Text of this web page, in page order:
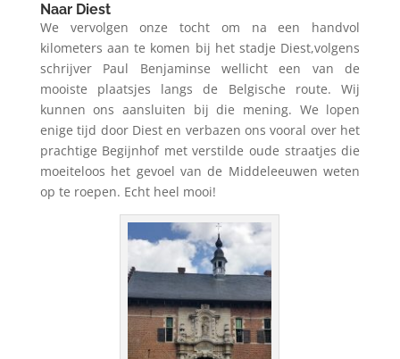
Naar Diest
We vervolgen onze tocht om na een handvol
kilometers aan te komen bij het stadje Diest,volgens
schrijver Paul Benjaminse wellicht een van de
mooiste plaatsjes langs de Belgische route. Wij
kunnen ons aansluiten bij die mening. We lopen
enige tijd door Diest en verbazen ons vooral over het
prachtige Begijnhof met verstilde oude straatjes die
moeiteloos het gevoel van de Middeleeuwen weten
op te roepen. Echt heel mooi!